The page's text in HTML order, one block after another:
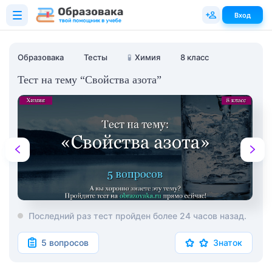
Образовака Тесты 🧪 Химия 8 класс
Тест на тему “Свойства азота”
Последний раз тест пройден более 24 часов назад.
5 вопросов Знаток
Вход